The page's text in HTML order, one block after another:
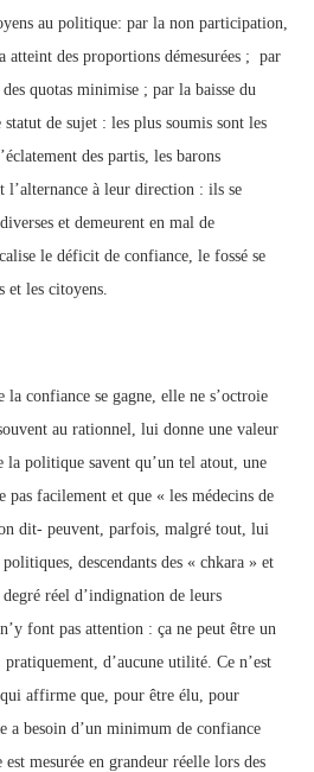
au politique: par la non participation,
atteint des proportions démesurées ; par
quotas minimise ; par la baisse du
de sujet : les plus soumis sont les
des partis, les barons
l’alternance à leur direction : ils se
et demeurent en mal de
le déficit de confiance, le fossé se
et les citoyens.
la confiance se gagne, elle ne s’octroie
au rationnel, lui donne une valeur
la politique savent qu’un tel atout, une
pas facilement et que « les médecins de
dit- peuvent, parfois, malgré tout, lui
descendants des « chkara » et
réel d’indignation de leurs
font pas attention : ça ne peut être un
d’aucune utilité. Ce n’est
affirme que, pour être élu, pour
a besoin d’un minimum de confiance
mesurée en grandeur réelle lors des